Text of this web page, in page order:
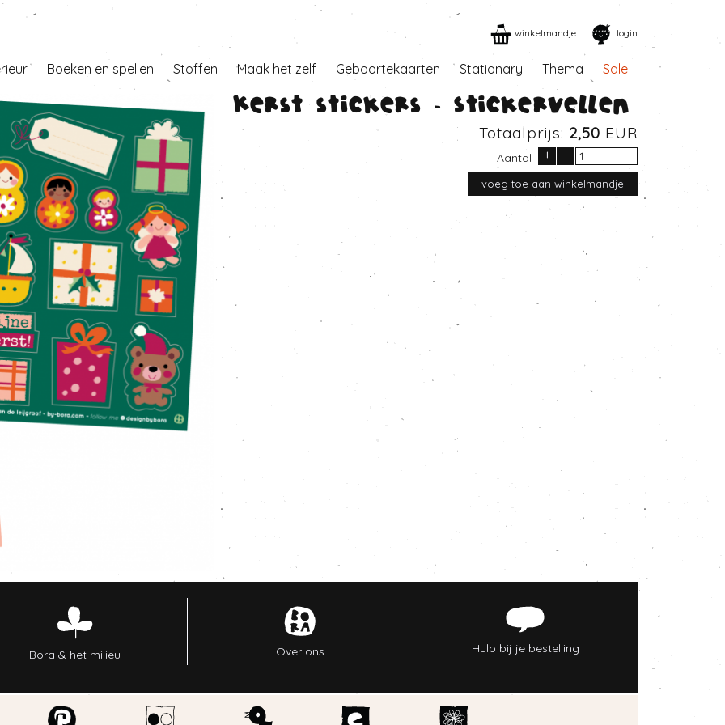
winkelmandje login
Boeken en spellen Stoffen Maak het zelf Geboortekaarten Stationary Thema Sale
Kerst stickers - Stickervellen
Totaalprijs: 2,50 EUR
Aantal + -
Bora & het milieu Over ons Hulp bij je bestelling